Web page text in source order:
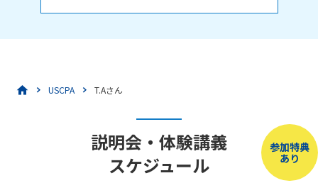
USCPA T.Aさん
参加特典
あり
説明会・体験講義
スケジュール